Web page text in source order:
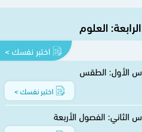
العلوم
اختبر نفسك >
الأول: الطقس
اختبر نفسك >
الثاني: الفصول الأربعة